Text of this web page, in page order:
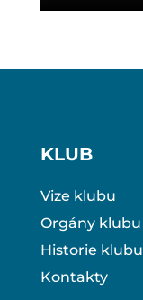
KLUB
Vize klubu
Orgány klubu
Historie klubu
Kontakty